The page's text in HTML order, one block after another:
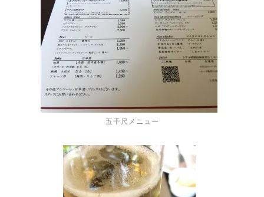
五千尺メニュー